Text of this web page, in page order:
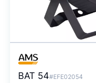
BAT 54#EFE02054